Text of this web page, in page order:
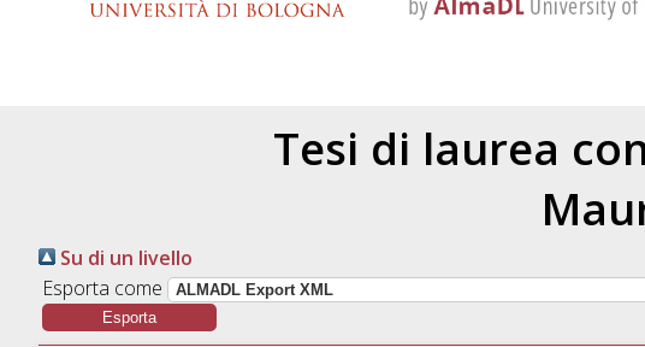
Tesi di laurea
Su di un livello
Esporta come